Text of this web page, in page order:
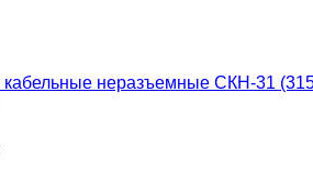
кабельные неразъемные СКН-31